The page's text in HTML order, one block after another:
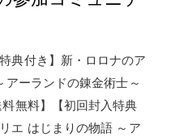
典付き】新・ロロナのア
アーランドの錬金術士～
無料】【初回封入特典
エ はじまりの物語 ～ア